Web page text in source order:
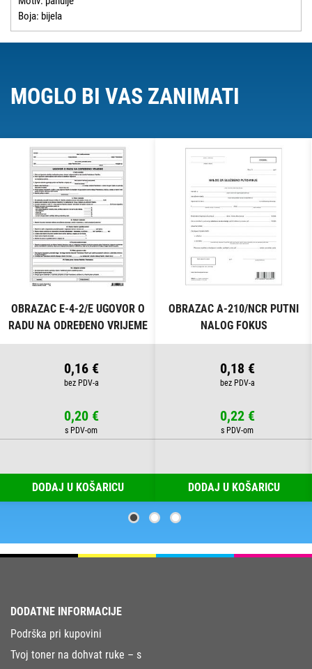
Boja: bijela
MOGLO BI VAS ZANIMATI
OBRAZAC E-4-2/E UGOVOR O
RADU NA ODREĐENO VRIJEME
FOKUS
0,16 €
0,20 €
DODAJ U KOŠARICU
OBRAZAC A-210/NCR PUTNI
NALOG FOKUS
0,18 €
0,22 €
DODAJ U KOŠARICU
DODATNE INFORMACIJE
Podrška pri kupovini
Tvoj toner na dohvat ruke – s